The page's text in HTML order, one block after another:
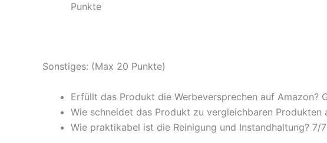
Punkte
Sonstiges: (Max 20 Punkte)
Erfüllt das Produkt die Werbeversprechen auf Amazon?
Wie schneidet das Produkt zu vergleichbaren
Wie praktikabel ist die Reinigung und Instandhaltung? 7/